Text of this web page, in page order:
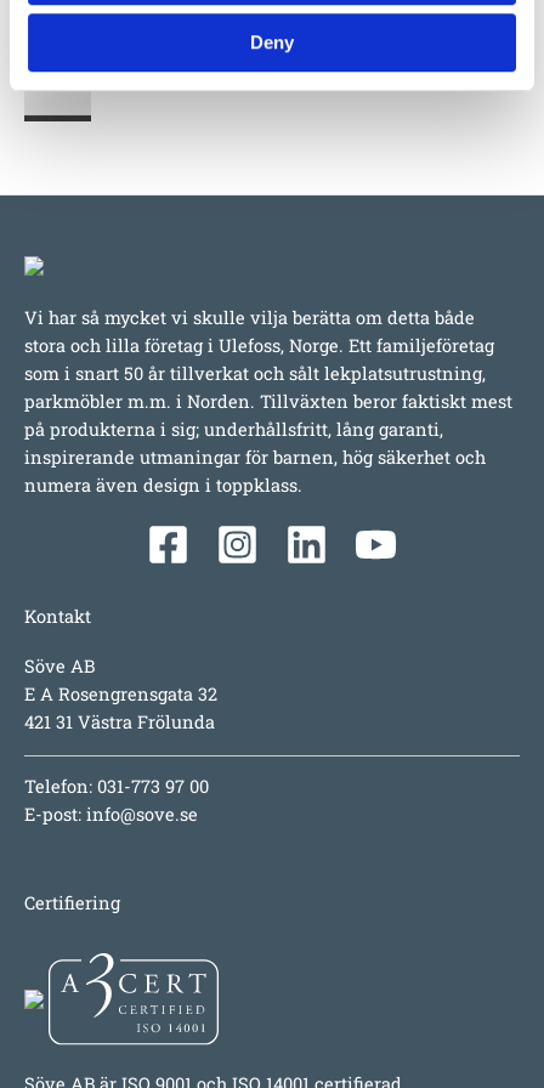
Deny
Vi har så mycket vi skulle vilja berätta om detta både
stora och lilla företag i Ulefoss, Norge. Ett familjeföretag
som i snart 50 år tillverkat och sålt lekplatsutrustning,
parkmöbler m.m. i Norden. Tillväxten beror faktiskt mest
på produkterna i sig; underhållsfritt, lång garanti,
inspirerande utmaningar för barnen, hög säkerhet och
numera även design i toppklass.
Kontakt
Söve AB
E A Rosengrensgata 32
421 31 Västra Frölunda
Telefon: 031-773 97 00
E-post: info@sove.se
Certifiering